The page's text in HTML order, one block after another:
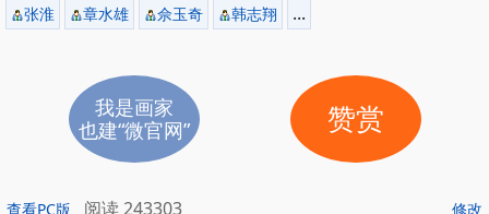
张淮
章水雄 佘玉奇 韩志翔 ...
我是画家
也建“微官网”
赞赏
修改
查看PC版 阅读 243303